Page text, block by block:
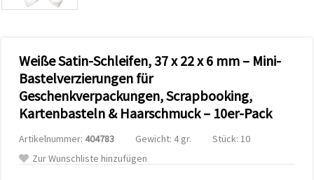
Werbung
unserer
Partner für
Analyse
und
Marketing.
Sie können
Cookies
akzeptieren,
ablehnen
Weiße Satin-Schleifen, 37 x 22 x 6 mm – Mini-
Bastelverzierungen für
Geschenkverpackungen, Scrapbooking,
Kartenbasteln & Haarschmuck – 10er-Pack
Artikelnummer: 404783 Gewicht: 4 gr.
Stück: 10
Zur Wunschliste hinzufügen